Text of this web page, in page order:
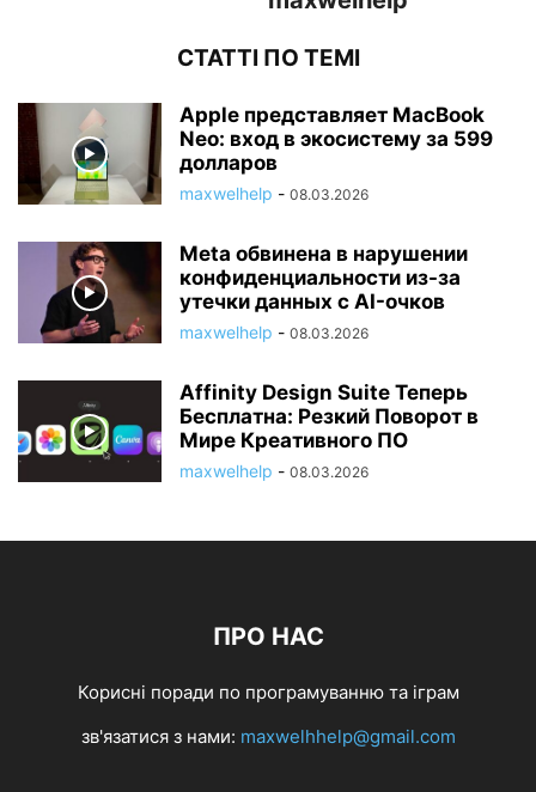
СТАТТІ ПО ТЕМІ
Apple представляет MacBook
Neo: вход в экосистему за 599
долларов
maxwelhelp - 08.03.2026
Meta обвинена в нарушении
конфиденциальности из-за
утечки данных с AI-очков
maxwelhelp - 08.03.2026
Affinity Design Suite Теперь
Бесплатна: Резкий Поворот в
Мире Креативного ПО
maxwelhelp - 08.03.2026
ПРО НАС
Корисні поради по програмуванню та іграм
зв'язатися з нами: maxwelhhelp@gmail.com